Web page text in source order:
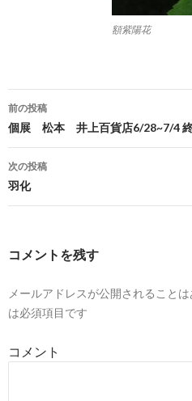
額紫陽花
投
稿
ナ
ゲ
シ
ン
前の投稿
個展 松本 井上百貨店6/28~7/4 終
次の投稿
羽化
コメントを残す
メールアドレスが公開されることは
は必須項目です
コメント